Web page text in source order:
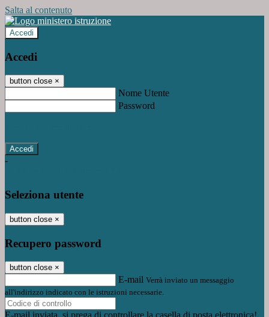
Salta al contenuto
Accedi
Accedi
button close ×
Nome Utente
Password
-
Seleziona utente
button close ×
Recupero password
button close ×
E-mail Verrà inviato un messaggio
all'indirizzo indicato con le istruzioni necessarie.